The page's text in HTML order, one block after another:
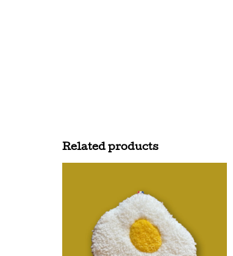
Related products